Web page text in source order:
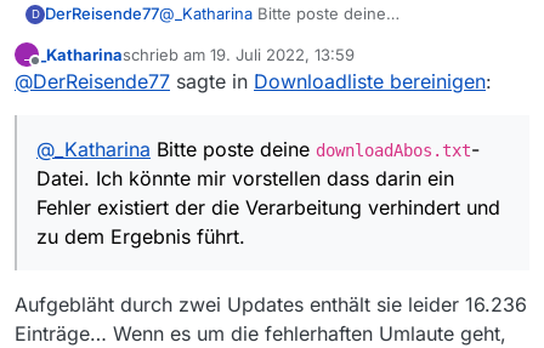
D DerReisende77@ _Katharina Bitte poste deine
vorstellen dass darin ein Fehler existiert der die
Verarbeitung verhindert und zu dem Ergebnis
_
Offline
_Katharinaschrieb am 19. Juli 2022, 13:59
zuletzt editiert von
@DerReisende77 sagte in Downloadliste bereinigen:
@ _Katharina Bitte poste deine downloadAbos.txt-
Datei. Ich könnte mir vorstellen dass darin ein
Fehler existiert der die Verarbeitung verhindert und
zu dem Ergebnis führt.
Aufgebläht durch zwei Updates enthält sie leider 16.236
Einträge… Wenn es um die fehlerhaften Umlaute geht,